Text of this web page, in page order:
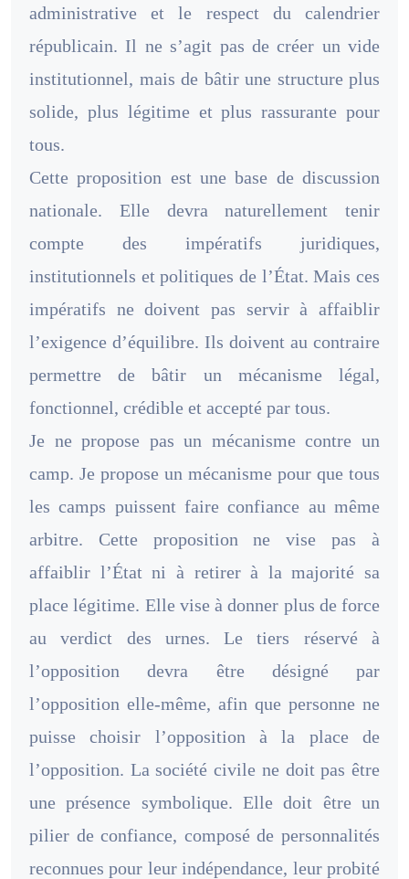
administrative et le respect du calendrier
républicain. Il ne s’agit pas de créer un vide
institutionnel, mais de bâtir une structure plus
solide, plus légitime et plus rassurante pour
tous.
Cette proposition est une base de discussion
nationale. Elle devra naturellement tenir
compte des impératifs juridiques,
institutionnels et politiques de l’État. Mais ces
impératifs ne doivent pas servir à affaiblir
l’exigence d’équilibre. Ils doivent au contraire
permettre de bâtir un mécanisme légal,
fonctionnel, crédible et accepté par tous.
Je ne propose pas un mécanisme contre un
camp. Je propose un mécanisme pour que tous
les camps puissent faire confiance au même
arbitre. Cette proposition ne vise pas à
affaiblir l’État ni à retirer à la majorité sa
place légitime. Elle vise à donner plus de force
au verdict des urnes. Le tiers réservé à
l’opposition devra être désigné par
l’opposition elle-même, afin que personne ne
puisse choisir l’opposition à la place de
l’opposition. La société civile ne doit pas être
une présence symbolique. Elle doit être un
pilier de confiance, composé de personnalités
reconnues pour leur indépendance, leur probité